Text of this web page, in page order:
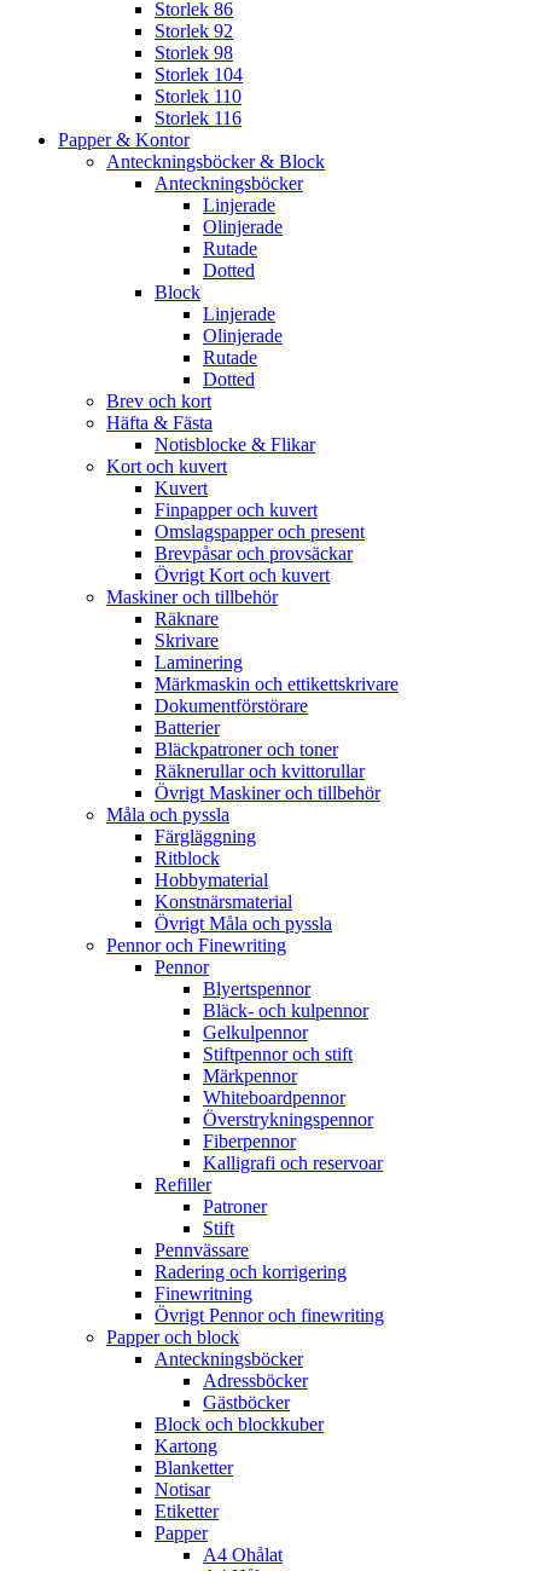
Storlek 86
Storlek 92
Storlek 98
Storlek 104
Storlek 110
Storlek 116
Papper & Kontor
Anteckningsböcker & Block
Anteckningsböcker
Linjerade
Olinjerade
Rutade
Dotted
Block
Linjerade
Olinjerade
Rutade
Dotted
Brev och kort
Häfta & Fästa
Notisblocke & Flikar
Kort och kuvert
Kuvert
Finpapper och kuvert
Omslagspapper och present
Brevpåsar och provsäckar
Övrigt Kort och kuvert
Maskiner och tillbehör
Räknare
Skrivare
Laminering
Märkmaskin och ettikettskrivare
Dokumentförstörare
Batterier
Bläckpatroner och toner
Räknerullar och kvittorullar
Övrigt Maskiner och tillbehör
Måla och pyssla
Färgläggning
Ritblock
Hobbymaterial
Konstnärsmaterial
Övrigt Måla och pyssla
Pennor och Finewriting
Pennor
Blyertspennor
Bläck- och kulpennor
Gelkulpennor
Stiftpennor och stift
Märkpennor
Whiteboardpennor
Överstrykningspennor
Fiberpennor
Kalligrafi och reservoar
Refiller
Patroner
Stift
Pennvässare
Radering och korrigering
Finewritning
Övrigt Pennor och finewriting
Papper och block
Anteckningsböcker
Adressböcker
Gästböcker
Block och blockkuber
Kartong
Blanketter
Notisar
Etiketter
Papper
A4 Ohålat